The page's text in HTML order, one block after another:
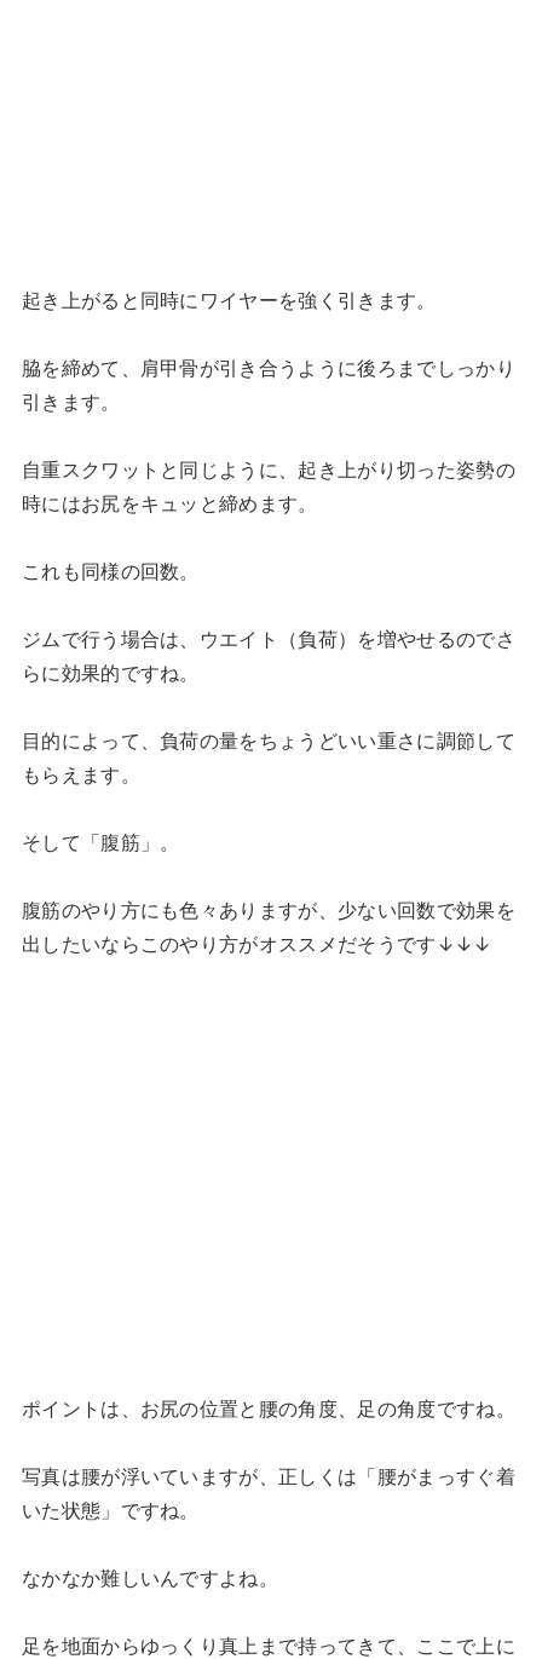
起き上がると同時にワイヤーを強く引きます。
脇を締めて、肩甲骨が引き合うように後ろまでしっかり
引きます。
自重スクワットと同じように、起き上がり切った姿勢の
時にはお尻をキュッと締めます。
これも同様の回数。
ジムで行う場合は、ウエイト（負荷）を増やせるのでさ
らに効果的ですね。
目的によって、負荷の量をちょうどいい重さに調節して
もらえます。
そして「腹筋」。
腹筋のやり方にも色々ありますが、少ない回数で効果を
出したいならこのやり方がオススメだそうです↓↓↓
ポイントは、お尻の位置と腰の角度、足の角度ですね。
写真は腰が浮いていますが、正しくは「腰がまっすぐ着
いた状態」ですね。
なかなか難しいんですよね。
足を地面からゆっくり真上まで持ってきて、ここで上に